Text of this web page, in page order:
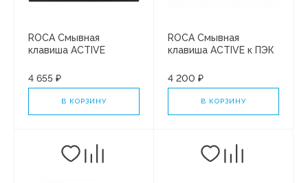
ROCA Смывная
клавиша ACTIVE
8901160B6 к ПЭК Roca
(893104680)
4 655 ₽
В КОРЗИНУ
ROCA Смывная
клавиша ACTIVE к ПЭК
8901170B1
4 200 ₽
В КОРЗИНУ